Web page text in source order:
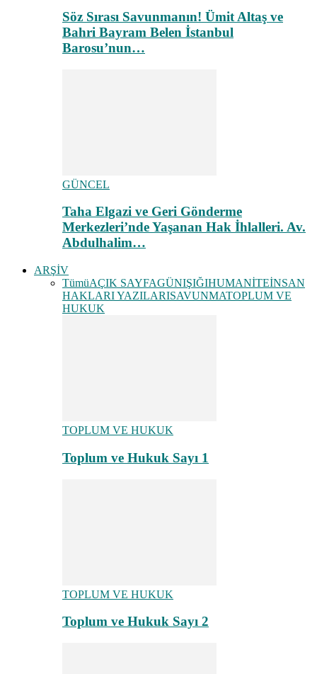
Söz Sırası Savunmanın! Ümit Altaş ve
Bahri Bayram Belen İstanbul
Barosu’nun…
GÜNCEL
Taha Elgazi ve Geri Gönderme
Merkezleri’nde Yaşanan Hak İhlalleri. Av.
Abdulhalim…
ARŞİV
TümüAÇIK SAYFAGÜNIŞIĞIHUMANİTEİNSAN
HAKLARI YAZILARISAVUNMATOPLUM VE
HUKUK
TOPLUM VE HUKUK
Toplum ve Hukuk Sayı 1
TOPLUM VE HUKUK
Toplum ve Hukuk Sayı 2